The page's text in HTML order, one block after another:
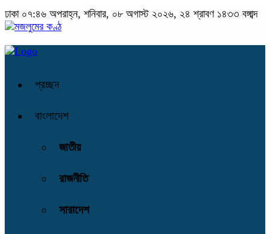
ঢাকা ০৭:৪৬ অপরাহ্ন, শনিবার, ০৮ অগাস্ট ২০২৬, ২৪ শ্রাবণ ১৪৩৩ বঙ্গাব্দ
প্রচ্ছদ
বাংলাদেশ
জাতীয়
রাজনীতি
সারাদেশ